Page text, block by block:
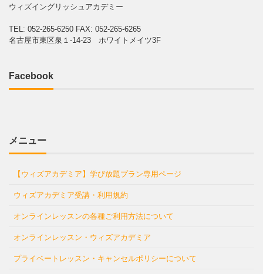
ウィズイングリッシュアカデミー
TEL: 052-265-6250 FAX: 052-265-6265
名古屋市東区泉１-14-23 ホワイトメイツ3F
Facebook
メニュー
【ウィズアカデミア】学び放題プラン専用ページ
ウィズアカデミア受講・利用規約
オンラインレッスンの各種ご利用方法について
オンラインレッスン・ウィズアカデミア
プライベートレッスン・キャンセルポリシーについて